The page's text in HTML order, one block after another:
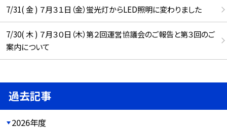
7/31( 金 ) ７月３１日（金）蛍光灯からLED照明に変わりました
7/30( 木 ) ７月３０日（木）第２回運営協議会のご報告と第３回のご
案内について
過去記事
2026年度